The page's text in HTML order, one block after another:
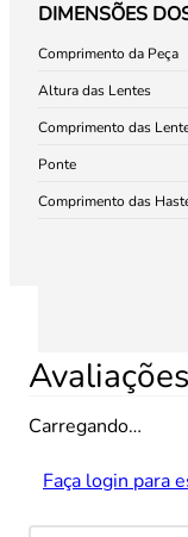
DIMENSÕES
Comprimento da Peça
Altura das Lentes
Comprimento das
Ponte
Comprimento das
Avaliações
Carregando…
Faça login para